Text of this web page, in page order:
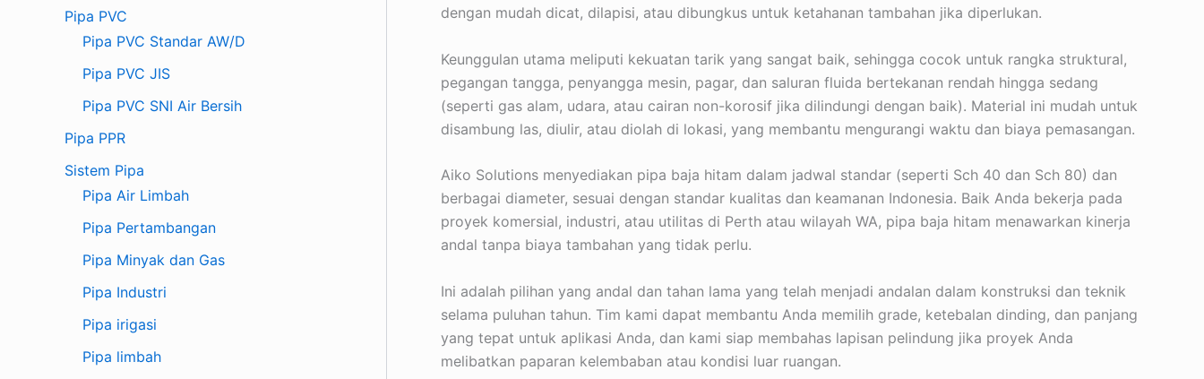
Pipa PVC
Pipa PVC Standar AW/D
Pipa PVC JIS
Pipa PVC SNI Air Bersih
Pipa PPR
Sistem Pipa
Pipa Air Limbah
Pipa Pertambangan
Pipa Minyak dan Gas
Pipa Industri
Pipa irigasi
Pipa limbah
dengan mudah dicat, dilapisi, atau dibungkus untuk ketahanan tambahan jika diperlukan.
Keunggulan utama meliputi kekuatan tarik yang sangat baik, sehingga cocok untuk rangka struktural,
pegangan tangga, penyangga mesin, pagar, dan saluran fluida bertekanan rendah hingga sedang
(seperti gas alam, udara, atau cairan non-korosif jika dilindungi dengan baik). Material ini mudah untuk
disambung las, diulir, atau diolah di lokasi, yang membantu mengurangi waktu dan biaya pemasangan.
Aiko Solutions menyediakan pipa baja hitam dalam jadwal standar (seperti Sch 40 dan Sch 80) dan
berbagai diameter, sesuai dengan standar kualitas dan keamanan Indonesia. Baik Anda bekerja pada
proyek komersial, industri, atau utilitas di Perth atau wilayah WA, pipa baja hitam menawarkan kinerja
andal tanpa biaya tambahan yang tidak perlu.
Ini adalah pilihan yang andal dan tahan lama yang telah menjadi andalan dalam konstruksi dan teknik
selama puluhan tahun. Tim kami dapat membantu Anda memilih grade, ketebalan dinding, dan panjang
yang tepat untuk aplikasi Anda, dan kami siap membahas lapisan pelindung jika proyek Anda
melibatkan paparan kelembaban atau kondisi luar ruangan.